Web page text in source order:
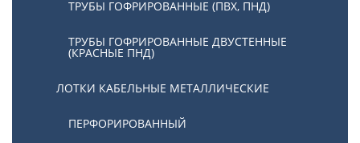
ТРУБЫ ГОФРИРОВАННЫЕ (ПВХ, ПНД)
ТРУБЫ ГОФРИРОВАННЫЕ ДВУСТЕННЫЕ
(КРАСНЫЕ ПНД)
ЛОТКИ КАБЕЛЬНЫЕ МЕТАЛЛИЧЕСКИЕ
ПЕРФОРИРОВАННЫЙ